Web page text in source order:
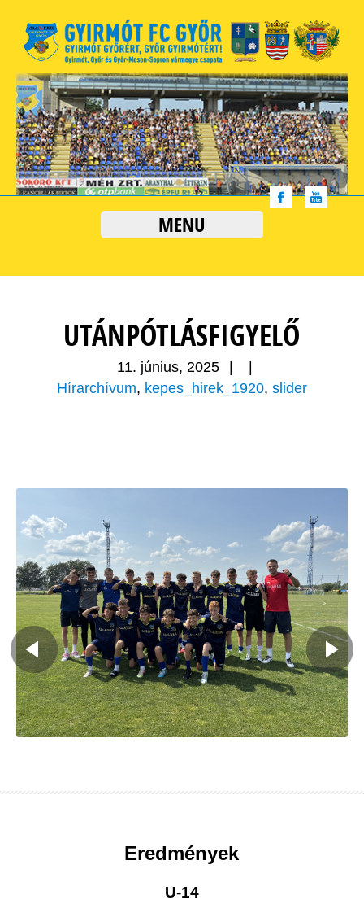
MENU
UTÁNPÓTLÁSFIGYELŐ
11. június, 2025
Hírarchívum, kepes_hirek_1920, slider
Eredmények
U-14